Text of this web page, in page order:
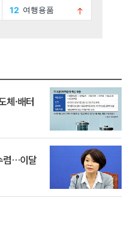
체·배터
렴…이달